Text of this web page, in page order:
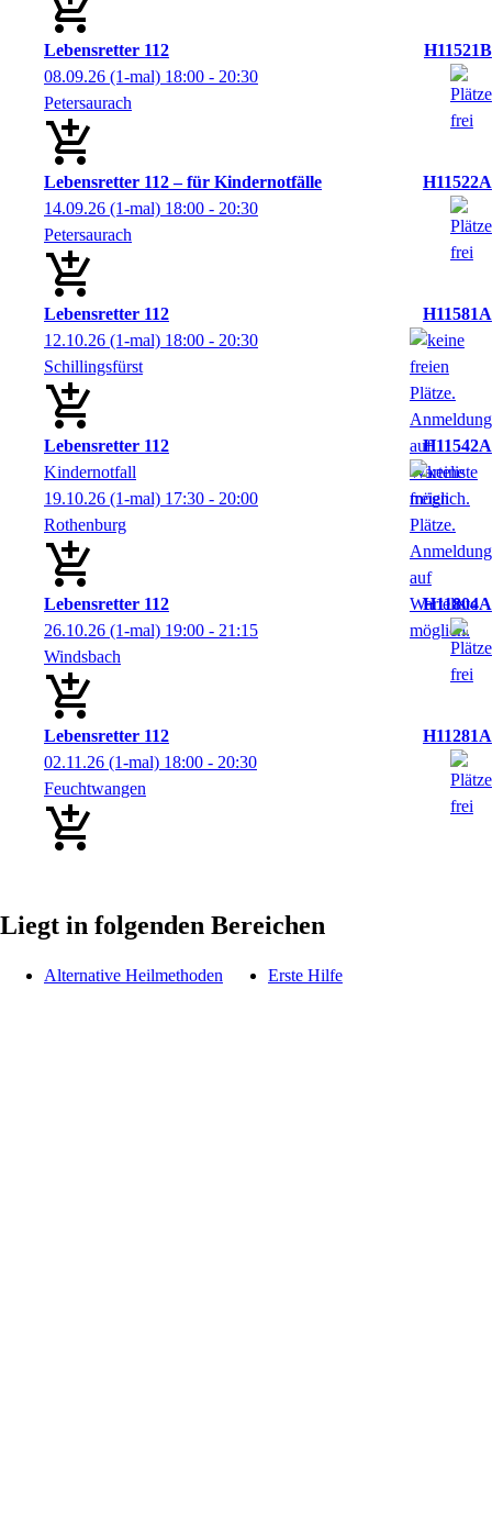
Lebensretter 112
H11521B
08.09.26 (1-mal) 18:00 - 20:30
Petersaurach
Lebensretter 112 – für Kindernotfälle
H11522A
14.09.26 (1-mal) 18:00 - 20:30
Petersaurach
Lebensretter 112
H11581A
12.10.26 (1-mal) 18:00 - 20:30
Schillingsfürst
Lebensretter 112
H11542A
Kindernotfall
19.10.26 (1-mal) 17:30 - 20:00
Rothenburg
Lebensretter 112
H11804A
26.10.26 (1-mal) 19:00 - 21:15
Windsbach
Lebensretter 112
H11281A
02.11.26 (1-mal) 18:00 - 20:30
Feuchtwangen
Liegt in folgenden Bereichen
Alternative Heilmethoden Erste Hilfe